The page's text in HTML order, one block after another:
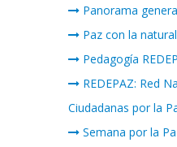
Panorama
Paz con la
Pedagogía
REDEPAZ: Red
Ciudadanas por la
Semana por la